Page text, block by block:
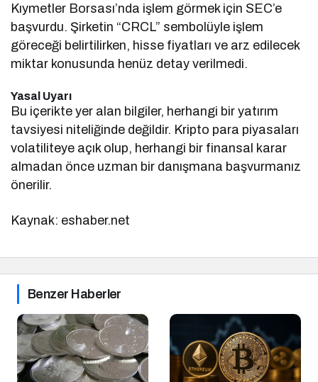
Kıymetler Borsası’nda işlem görmek için SEC’e
başvurdu. Şirketin “CRCL” sembolüyle işlem
göreceği belirtilirken, hisse fiyatları ve arz edilecek
miktar konusunda henüz detay verilmedi.
Yasal Uyarı
Bu içerikte yer alan bilgiler, herhangi bir yatırım
tavsiyesi niteliğinde değildir. Kripto para piyasaları
volatiliteye açık olup, herhangi bir finansal karar
almadan önce uzman bir danışmana başvurmanız
önerilir.
Kaynak: eshaber.net
Benzer Haberler